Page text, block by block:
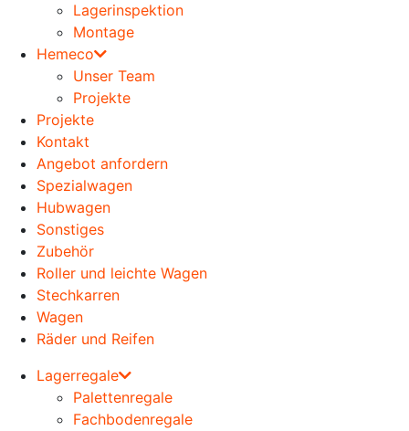
Lagerinspektion
Montage
Hemeco
Unser Team
Projekte
Projekte
Kontakt
Angebot anfordern
Spezialwagen
Hubwagen
Sonstiges
Zubehör
Roller und leichte Wagen
Stechkarren
Wagen
Räder und Reifen
Lagerregale
Palettenregale
Fachbodenregale